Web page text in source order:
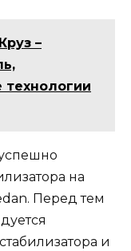
–
на
Перед тем
и